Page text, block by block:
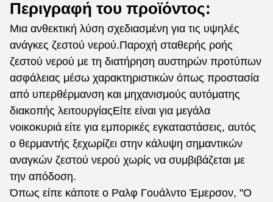
Περιγραφή του προϊόντος:
Μια ανθεκτική λύση σχεδιασμένη για τις υψηλές
ανάγκες ζεστού νερού.Παροχή σταθερής ροής
ζεστού νερού με τη διατήρηση αυστηρών προτύπων
ασφάλειας μέσω χαρακτηριστικών όπως προστασία
από υπερθέρμανση και μηχανισμούς αυτόματης
διακοπής λειτουργίαςΕίτε είναι για μεγάλα
νοικοκυριά είτε για εμπορικές εγκαταστάσεις, αυτός
ο θερμαντής ξεχωρίζει στην κάλυψη σημαντικών
αναγκών ζεστού νερού χωρίς να συμβιβάζεται με
την απόδοση.
Όπως είπε κάποτε ο Ραλφ Γουάλντο Έμερσον, "Ο